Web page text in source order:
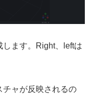
ます。Right、leftは
チャが反映されるの